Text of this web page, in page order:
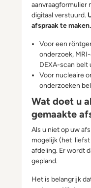
aanvraagformulier
digitaal verstuurd.
afspraak te maken.
Voor een
onderzoek,
DEXA-scan belt
Voor nucleaire
onderzoeken
Wat doet u
gemaakte
Als u niet op uw
mogelijk (het
afdeling. Er wordt
gepland.
Het is belangrijk